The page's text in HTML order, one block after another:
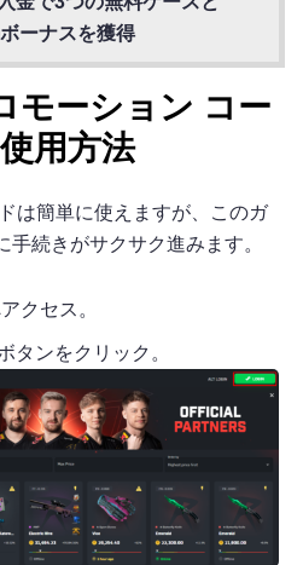
ーナスを獲得
モーション コー
用方法
は簡単に使えますが、このガ
続きがサクサク進みます。
クセス。
タンをクリック。